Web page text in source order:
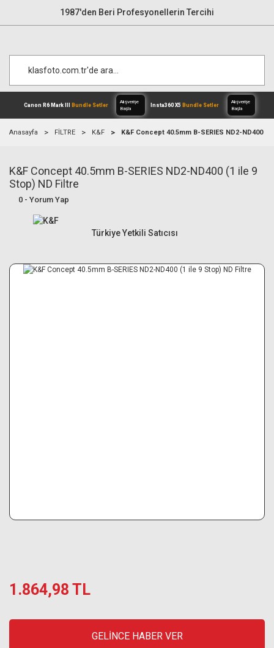
1987'den Beri Profesyonellerin Tercihi
Canon R6 Mark IIIBundle Setler
Alışverişe
Anasayfa FİLTRE K&F K&F Concept 40.5mm B-SERIES ND2-ND400
K&F Concept 40.5mm B-SERIES ND2-ND400 (1 ile 9
Stop) ND Filtre
0 - Yorum Yap
Türkiye Yetkili Satıcısı
1.864,98 TL
GELİNCE HABER VER